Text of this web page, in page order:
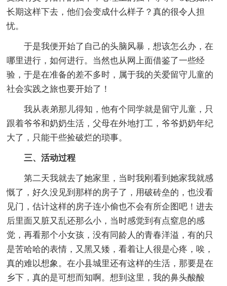
长期这样下去，他们会变成什么样子？真的很令人担
忧。
于是我便开始了自己的头脑风暴，想该怎么办，在
哪里进行，如何进行。当然也从网上面借鉴了一些经
验，于是在准备的差不多时，属于我的关爱留守儿童的
社会实践之旅也要开始了！
我从表弟那儿得知，他有个同学就是留守儿童，只
跟着爷爷和奶奶生活，父母在外地打工，爷爷奶奶年纪
大了，只能干些捡破烂的琐事。
三、活动过程
第二天我就去了她家里，当时我刚看到她家我就感
慨了，好久没见到那样的房子了，用破砖垒的，也没看
见门，估计这样的房子连小偷也不会有所企图吧！进去
后里面又脏又乱还那么小，当时感觉到有点窒息的感
觉，再看那个小女孩，没有同龄人的青春洋溢，有的只
是苦哈哈的表情，又黑又矮，看着让人很是心疼，唉，
真的难以想象。在小县城里还有这样的生活，那要是在
乡下，真的是可想而知啊。想到这里，我的鼻头酸酸